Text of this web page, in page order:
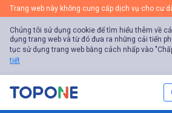
Trang web này không cung cấp dịch vụ cho cư
Chúng tôi sử dụng cookie để tìm hiểu thêm về
dụng trang web và từ đó đưa ra những cải tiến
tục sử dụng trang web bằng cách nhấp vào
tiết